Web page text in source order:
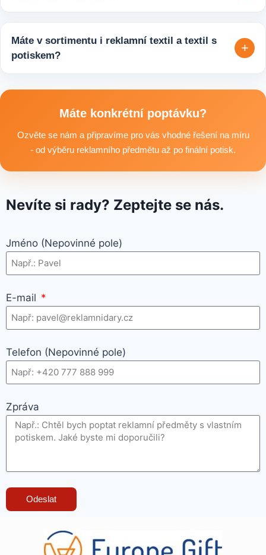
tisíců kusů pro firmy, eventy, gastro provozy nebo dlouhodobé
reklamní kampaně. Připravíme ideální řešení podle rozpočtu,
Máte v sortimentu i reklamní textil a textil s
potiskem?
+
textilní produkty vhodné pro branding, promo akce i firemní
Máte konkrétní poptávku?
Ozvěte se nám a připravíme pro vás vhodné řešení na míru
- od výběru reklamního předmětu až po finální potisk.
Nevíte si rady? Zeptejte se nás.
Jméno (Nepovinné pole)
E-mail
Telefon (Nepovinné pole)
Zpráva
Odeslat